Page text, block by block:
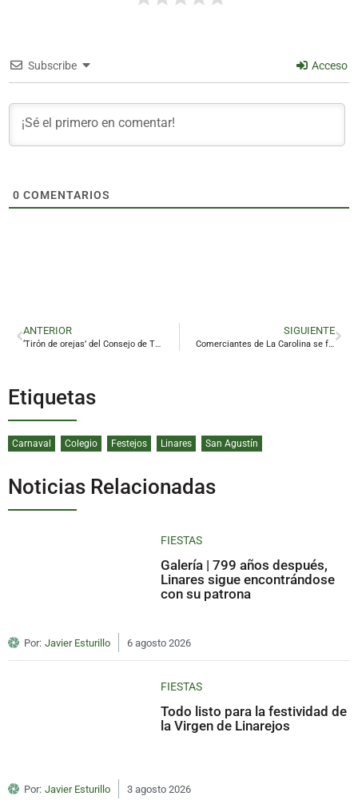
Subscribe Acceso
0 COMENTARIOS
ANTERIOR SIGUIENTE
Comerciantes de La Carolina se forman en digitalización
Etiquetas
Carnaval Colegio Festejos Linares San Agustín
Noticias Relacionadas
FIESTAS
Galería | 799 años después,
Linares sigue encontrándose
con su patrona
Por: Javier Esturillo 6 agosto 2026
FIESTAS
Todo listo para la festividad de
la Virgen de Linarejos
Por: Javier Esturillo 3 agosto 2026